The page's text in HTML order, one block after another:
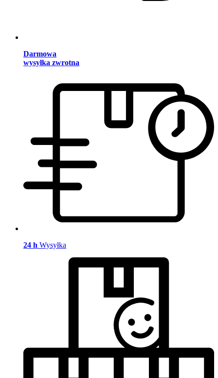
Darmowa
wysyłka zwrotna
24 h Wysyłka